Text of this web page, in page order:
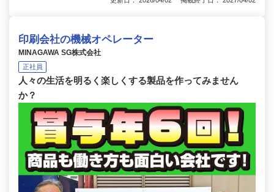
印刷会社の機械オペレーター
MINAGAWA SG株式会社
正社員
人々の生活を明るく楽しくする製品を作ってみません
か？